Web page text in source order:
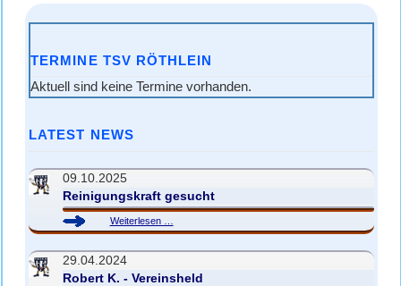
TERMINE TSV RÖTHLEIN
Aktuell sind keine Termine vorhanden.
LATEST NEWS
09.10.2025
Reinigungskraft gesucht
Weiterlesen …
gesucht
29.04.2024
Robert K. - Vereinsheld